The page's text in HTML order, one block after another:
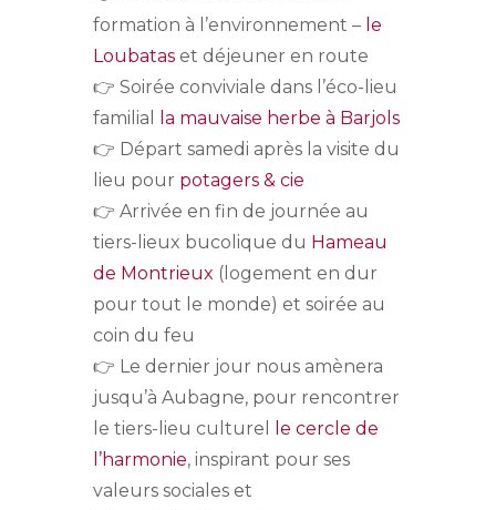
formation à l’environnement – le
Loubatas et déjeuner en route
👉 Soirée conviviale dans l’éco-lieu
familial
la mauvaise herbe à Barjols
👉 Départ samedi après la visite du
lieu pour potagers & cie
👉 Arrivée en fin de journée au
tiers-lieux bucolique du Hameau
de Montrieux (logement en dur
pour tout le monde) et soirée au
coin du feu
👉 Le dernier jour nous amènera
jusqu’à Aubagne, pour rencontrer
le tiers-lieu culturel
le cercle de
l’harmonie, inspirant pour ses
valeurs sociales et